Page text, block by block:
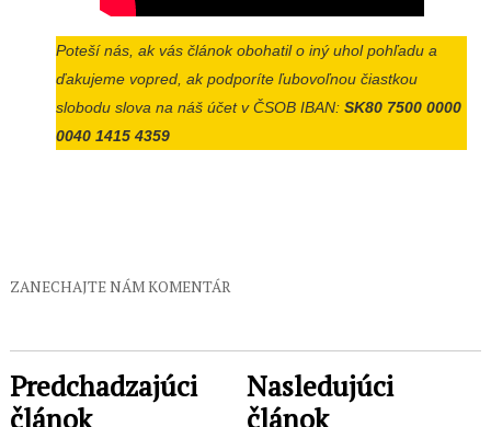
Poteší nás, ak vás článok obohatil o iný uhol pohľadu a
ďakujeme vopred, ak podporíte ľubovoľnou čiastkou
slobodu slova na náš účet v ČSOB IBAN: SK80 7500 0000
0040 1415 4359
ZANECHAJTE NÁM KOMENTÁR
Predchadzajúci
článok
Nasledujúci
článok